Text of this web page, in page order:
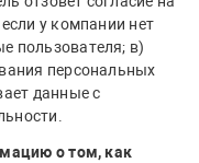
у компании нет
пользователя; в)
персональных
данные с
о том, как